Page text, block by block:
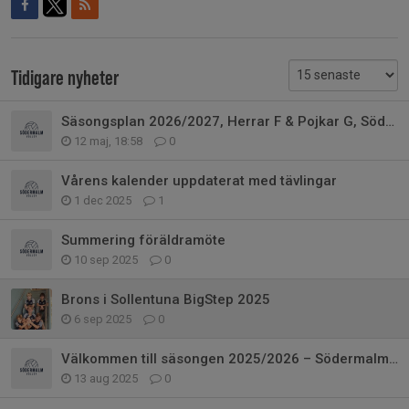
Tidigare nyheter
Säsongsplan 2026/2027, Herrar F & Pojkar G, Södermalms VBK
12 maj, 18:58 0
Vårens kalender uppdaterat med tävlingar
1 dec 2025 1
Summering föräldramöte
10 sep 2025 0
Brons i Sollentuna BigStep 2025
6 sep 2025 0
Välkommen till säsongen 2025/2026 – Södermalms VBK PU16
13 aug 2025 0